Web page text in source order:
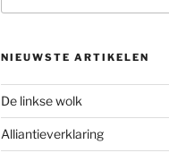
NIEUWSTE ARTIKELEN
De linkse wolk
Alliantieverklaring